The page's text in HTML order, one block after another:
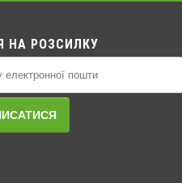
НА РОЗСИЛКУ